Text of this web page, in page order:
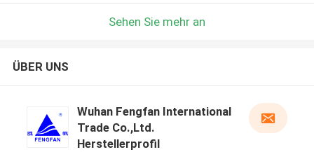
Sehen Sie mehr an
ÜBER UNS
Wuhan Fengfan International
Trade Co.,Ltd.
Herstellerprofil